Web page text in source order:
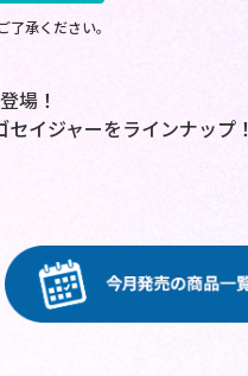
承ください。
場！
イジャーをラインナップ！